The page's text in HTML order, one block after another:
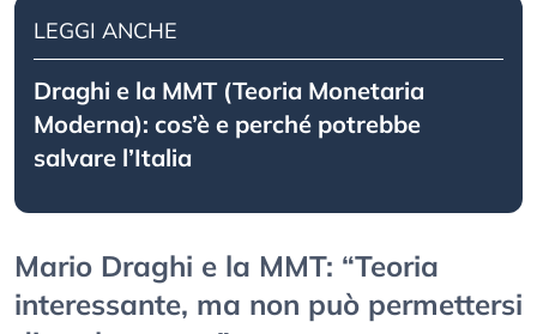
LEGGI ANCHE
Draghi e la MMT (Teoria Monetaria
Moderna): cos’è e perché potrebbe
salvare l’Italia
Mario Draghi e la MMT: “Teoria
interessante, ma non può permettersi